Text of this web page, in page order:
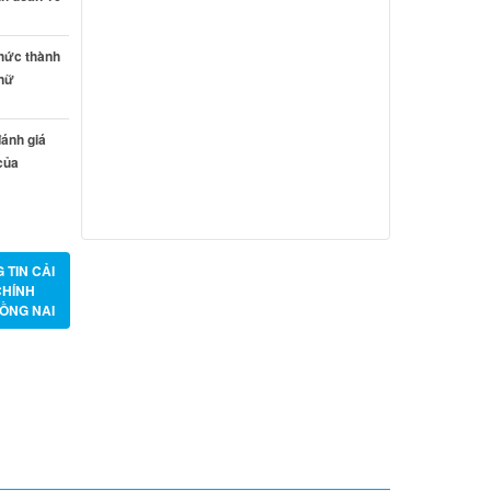
12/7/2026
thành
giá
TIN CẢI
NAI